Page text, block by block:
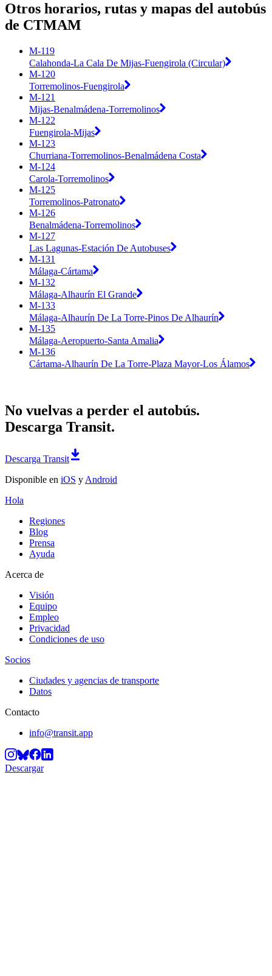
Otros horarios, rutas y mapas del autobús
de CTMAM
M-119
Calahonda-La Cala De Mijas-Fuengirola (Circular)
M-120
Torremolinos-Fuengirola
M-121
Mijas-Benalmádena-Torremolinos
M-122
Fuengirola-Mijas
M-123
Churriana-Torremolinos-Benalmádena Costa
M-124
Carola-Torremolinos
M-125
Torremolinos-Patronato
M-126
Benalmádena-Torremolinos
M-127
Las Lagunas-Estación De Autobuses
M-131
Málaga-Cártama
M-132
Málaga-Alhaurín El Grande
M-133
Málaga-Alhaurín De La Torre-Pinos De Alhaurín
M-135
Málaga-Aeropuerto-Santa Amalia
M-136
Cártama-Alhaurín De La Torre-Plaza Mayor-Los Álamos
No vuelvas a perder el autobús.
Descarga Transit.
Descarga Transit
Disponible en iOS y Android
Hola
Regiones
Blog
Prensa
Ayuda
Acerca de
Visión
Equipo
Empleo
Privacidad
Condiciones de uso
Socios
Ciudades y agencias de transporte
Datos
Contacto
info@transit.app
Descargar